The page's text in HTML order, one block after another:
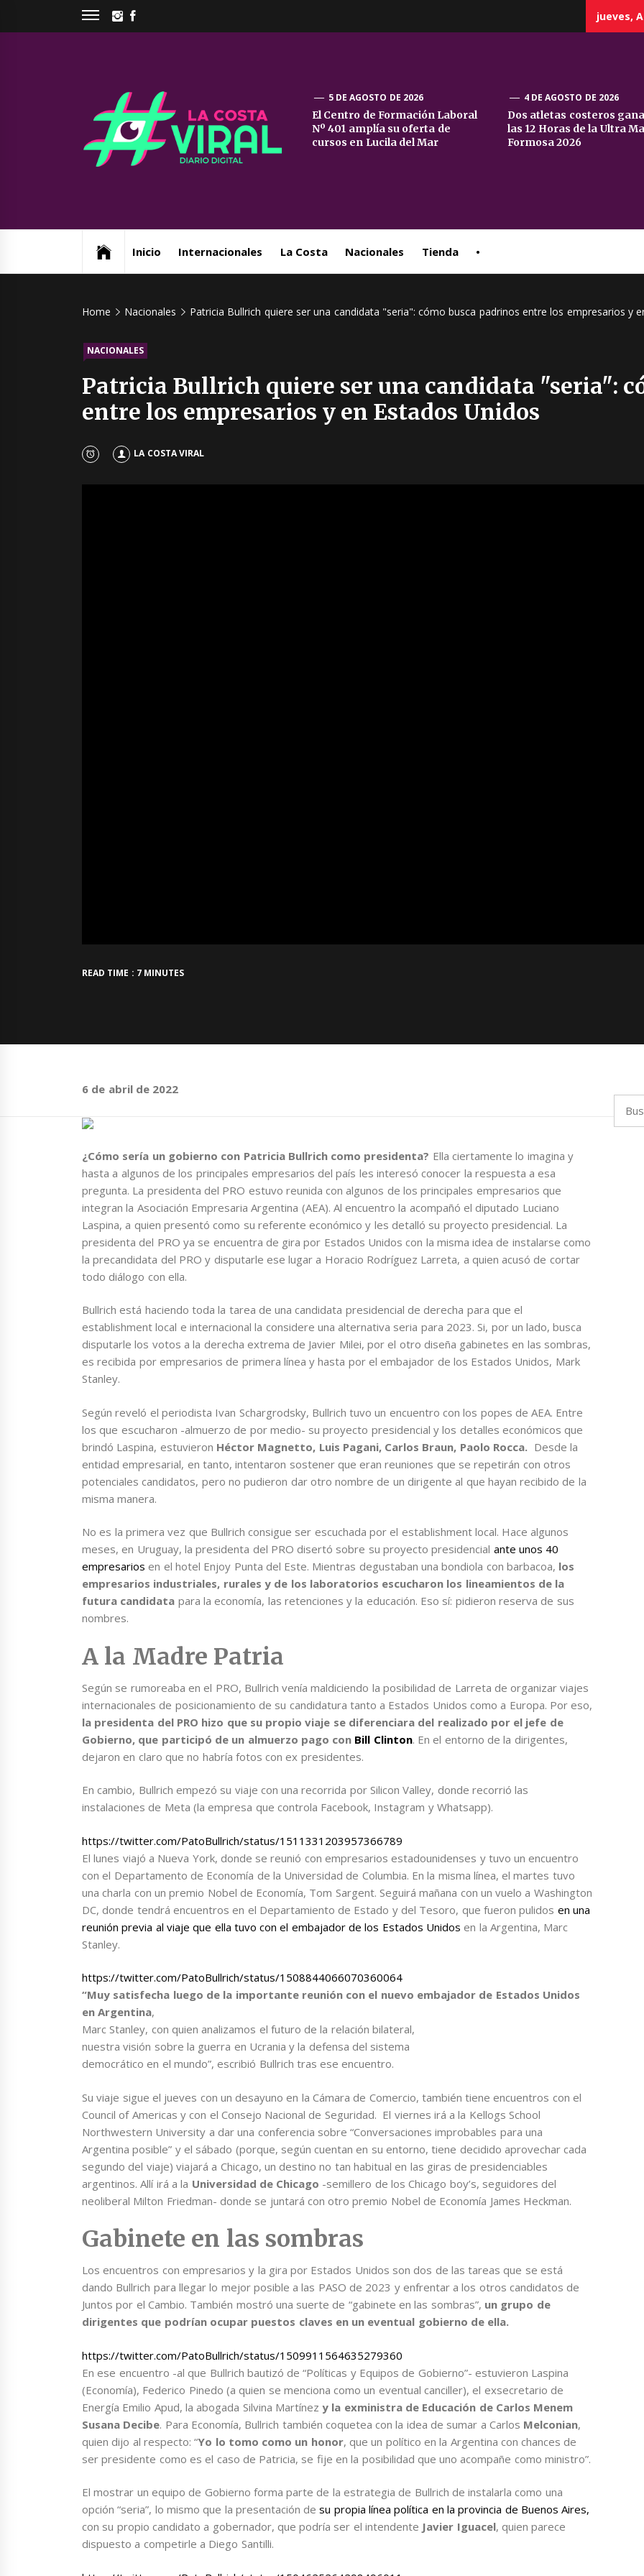
INSTAGRAM
jueves,
La
Costa
5 DE AGOSTO DE 2026
El Centro de Formación Laboral
Nº 401 amplía su oferta de
cursos en Lucila del Mar
4 DE AGOSTO DE 2026
Dos atletas costeros
las 12 Horas de la Ultra
Formosa 2026
Inicio Internacionales La Costa Nacionales Tienda •
Home Nacionales Patricia Bullrich quiere ser una candidata "seria": cómo busca padrinos entre los empresarios y
NACIONALES
Patricia Bullrich quiere ser una candidata "seria":
entre los empresarios y en Estados Unidos
LA COSTA VIRAL
READ TIME : 7 MINUTES
6 de abril de 2022
¿Cómo sería un gobierno con Patricia Bullrich como presidenta? Ella ciertamente lo imagina y
hasta a algunos de los principales empresarios del país les interesó conocer la respuesta a esa
pregunta. La presidenta del PRO estuvo reunida con algunos de los principales empresarios que
integran la Asociación Empresaria Argentina (AEA). Al encuentro la acompañó el diputado Luciano
Laspina, a quien presentó como su referente económico y les detalló su proyecto presidencial. La
presidenta del PRO ya se encuentra de gira por Estados Unidos con la misma idea de instalarse como
la precandidata del PRO y disputarle ese lugar a Horacio Rodríguez Larreta, a quien acusó de cortar
todo diálogo con ella.
Bullrich está haciendo toda la tarea de una candidata presidencial de derecha para que el
establishment local e internacional la considere una alternativa seria para 2023. Si, por un lado, busca
disputarle los votos a la derecha extrema de Javier Milei, por el otro diseña gabinetes en las sombras,
es recibida por empresarios de primera línea y hasta por el embajador de los Estados Unidos, Mark
Stanley.
Según reveló el periodista Ivan Schargrodsky, Bullrich tuvo un encuentro con los popes de AEA. Entre
los que escucharon -almuerzo de por medio- su proyecto presidencial y los detalles económicos que
brindó Laspina, estuvieron Héctor Magnetto, Luis Pagani, Carlos Braun, Paolo Rocca. Desde la
entidad empresarial, en tanto, intentaron sostener que eran reuniones que se repetirán con otros
potenciales candidatos, pero no pudieron dar otro nombre de un dirigente al que hayan recibido de la
misma manera.
No es la primera vez que Bullrich consigue ser escuchada por el establishment local. Hace algunos
meses, en Uruguay, la presidenta del PRO disertó sobre su proyecto presidencial ante unos 40
empresariosen el hotel Enjoy Punta del Este. Mientras degustaban una bondiola con barbacoa, los
empresarios industriales, rurales y de los laboratorios escucharon los lineamientos de la
futura candidata para la economía, las retenciones y la educación. Eso sí: pidieron reserva de sus
nombres.
A la Madre Patria
Según se rumoreaba en el PRO, Bullrich venía maldiciendo la posibilidad de Larreta de organizar viajes
internacionales de posicionamiento de su candidatura tanto a Estados Unidos como a Europa. Por eso,
la presidenta del PRO hizo que su propio viaje se diferenciara del realizado por el jefe de
Gobierno, que participó de un almuerzo pago con Bill Clinton. En el entorno de la dirigentes,
dejaron en claro que no habría fotos con ex presidentes.
En cambio, Bullrich empezó su viaje con una recorrida por Silicon Valley, donde recorrió las
instalaciones de Meta (la empresa que controla Facebook, Instagram y Whatsapp).
https://twitter.com/PatoBullrich/status/1511331203957366789
El lunes viajó a Nueva York, donde se reunió con empresarios estadounidenses y tuvo un encuentro
con el Departamento de Economía de la Universidad de Columbia. En la misma línea, el martes tuvo
una charla con un premio Nobel de Economía, Tom Sargent. Seguirá mañana con un vuelo a Washington
DC, donde tendrá encuentros en el Departamiento de Estado y del Tesoro, que fueron pulidos en una
reunión previa al viaje que ella tuvo con el embajador de los Estados Unidos en la Argentina, Marc
Stanley.
https://twitter.com/PatoBullrich/status/1508844066070360064
“Muy satisfecha luego de la importante reunión con el nuevo embajador de Estados Unidos
en Argentina,
Marc Stanley, con quien analizamos el futuro de la relación bilateral,
nuestra visión sobre la guerra en Ucrania y la defensa del sistema
democrático en el mundo”, escribió Bullrich tras ese encuentro.
Su viaje sigue el jueves con un desayuno en la Cámara de Comercio, también tiene encuentros con el
Council of Americas y con el Consejo Nacional de Seguridad. El viernes irá a la Kellogs School
Northwestern University a dar una conferencia sobre “Conversaciones improbables para una
Argentina posible” y el sábado (porque, según cuentan en su entorno, tiene decidido aprovechar cada
segundo del viaje) viajará a Chicago, un destino no tan habitual en las giras de presidenciables
argentinos. Allí irá a la Universidad de Chicago -semillero de los Chicago boy’s, seguidores del
neoliberal Milton Friedman- donde se juntará con otro premio Nobel de Economía James Heckman.
Gabinete en las sombras
Los encuentros con empresarios y la gira por Estados Unidos son dos de las tareas que se está
dando Bullrich para llegar lo mejor posible a las PASO de 2023 y enfrentar a los otros candidatos de
Juntos por el Cambio. También mostró una suerte de “gabinete en las sombras”, un grupo de
dirigentes que podrían ocupar puestos claves en un eventual gobierno de ella.
https://twitter.com/PatoBullrich/status/1509911564635279360
En ese encuentro -al que Bullrich bautizó de “Políticas y Equipos de Gobierno”- estuvieron Laspina
(Economía), Federico Pinedo (a quien se menciona como un eventual canciller), el exsecretario de
Energía Emilio Apud, la abogada Silvina Martínez y la exministra de Educación de Carlos Menem
Susana Decibe. Para Economía, Bullrich también coquetea con la idea de sumar a Carlos Melconian,
quien dijo al respecto: “Yo lo tomo como un honor, que un político en la Argentina con chances de
ser presidente como es el caso de Patricia, se fije en la posibilidad que uno acompañe como ministro”.
El mostrar un equipo de Gobierno forma parte de la estrategia de Bullrich de instalarla como una
opción “seria”, lo mismo que la presentación de su propia línea política en la provincia de Buenos Aires,
con su propio candidato a gobernador, que podría ser el intendente Javier Iguacel, quien parece
dispuesto a competirle a Diego Santilli.